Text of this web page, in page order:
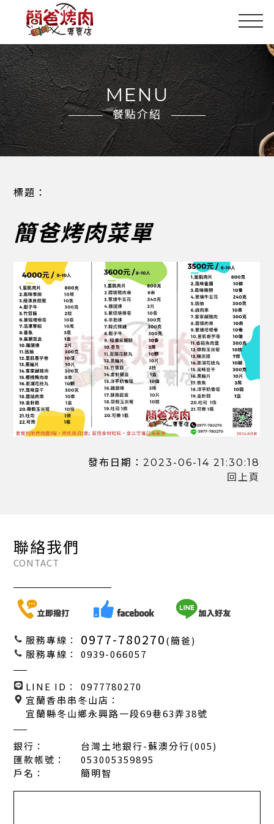
MENU
餐點介紹
標題：
簡爸烤肉菜單
發布日期：2023-06-14 21:30:18
回上頁
聯絡我們
CONTACT
服務專線： 0977-780270(簡爸)
服務專線：
0939-066057
LINE ID：
0977780270
宜蘭香串串冬山店：
宜蘭縣冬山鄉永興路一段69巷63弄38號
銀行：
台灣土地銀行-蘇澳分行(005)
匯款帳號：
053005359895
戶名：
簡明智